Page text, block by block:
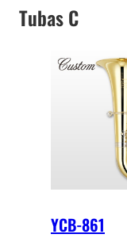
Tubas C
YCB-861